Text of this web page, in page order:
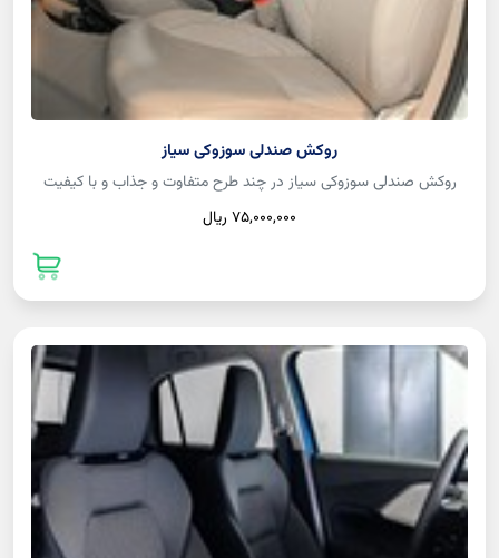
روکش صندلی سوزوکی سیاز
روکش صندلی سوزوکی سیاز در چند طرح متفاوت و جذاب و با کیفیت
75,000,000 ريال